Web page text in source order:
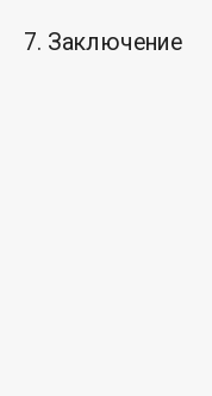
7. Заключение